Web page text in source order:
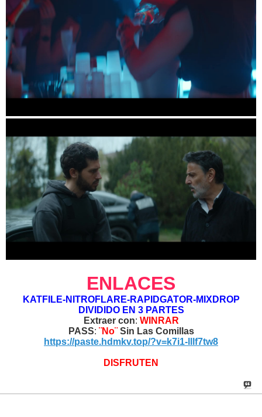
ENLACES
KATFILE-NITROFLARE-RAPIDGATOR-MIXDROP
DIVIDIDO EN 3 PARTES
Extraer con: WINRAR
PASS: ¨No¨ Sin Las Comillas
https://paste.hdmkv.top/?v=k7i1-lllf7tw8
DISFRUTEN